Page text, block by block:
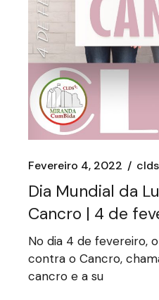
Fevereiro 4, 2022
Dia Mundial da
Cancro | 4 de
No dia 4 de fevereiro,
contra o Cancro,
cancro e a su